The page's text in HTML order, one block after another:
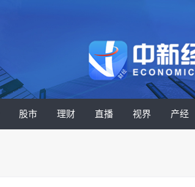
股市 理财 直播 视界 产经